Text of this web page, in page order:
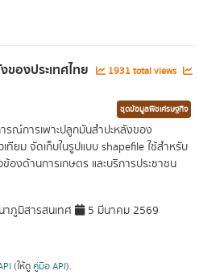
องประเทศไทย
1931 total views
ชุดข้อมูลพืชเศรษฐกิจ
ณ์การเพาะปลูกมันสำปะหลังของ
ทียม จัดเก็บในรูปแบบ shapefile ใช้สำหรับ
องด้านการเกษตร และบริการประชาชน
ภูมิสารสนเทศ 5 มีนาคม 2569
(ให้ดู คู่มือ API).